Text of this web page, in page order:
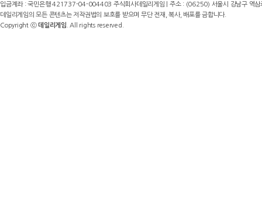
입금계좌 : 국민은행 421737-04-004403 주식회사데일리게임 | 주소 : (06250) 서울시 강남구
데일리게임의 모든 콘텐츠는 저작권법의 보호를 받으며 무단 전재, 복사, 배포를 금합니다.
Copyright ⓒ데일리게임 . All rights reserved.